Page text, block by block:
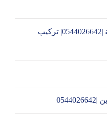
تركيب جبس بورد في الشارقة |0544026642| تركيب